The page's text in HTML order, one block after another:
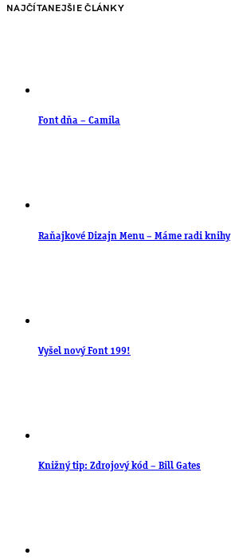
NAJČÍTANEJŠIE ČLÁNKY
Font dňa – Camila
Raňajkové Dizajn Menu – Máme radi knihy
Vyšel nový Font 199!
Knižný tip: Zdrojový kód – Bill Gates